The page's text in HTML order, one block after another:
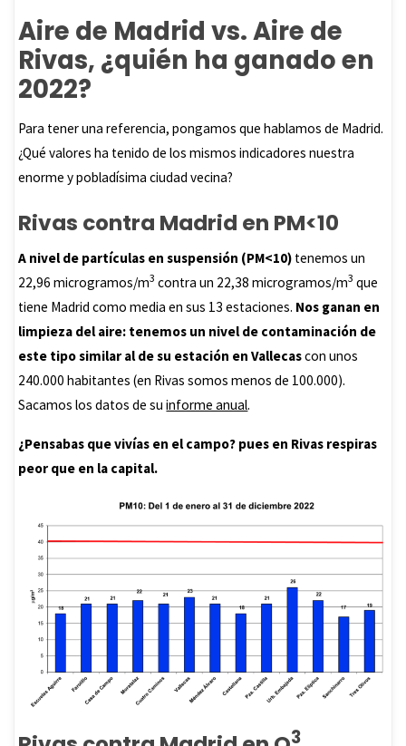
Aire de Madrid vs. Aire de
Rivas, ¿quién ha ganado en
2022?
Para tener una referencia, pongamos que hablamos de Madrid.
¿Qué valores ha tenido de los mismos indicadores nuestra
enorme y pobladísima ciudad vecina?
Rivas contra Madrid en PM<10
A nivel de partículas en suspensión (PM<10) tenemos un
22,96 microgramos/m3 contra un 22,38 microgramos/m3 que
tiene Madrid como media en sus 13 estaciones. Nos ganan en
limpieza del aire: tenemos un nivel de contaminación de
este tipo similar al de su estación en Vallecascon unos
240.000 habitantes (en Rivas somos menos de 100.000).
Sacamos los datos de suinforme anual.
¿Pensabas que vivías en el campo? pues en Rivas respiras
peor que en la capital.
3